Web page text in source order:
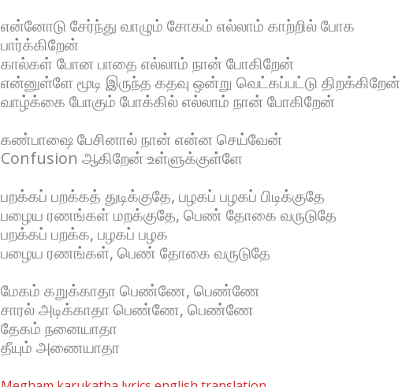
என்னோடு சேர்ந்து வாழும் சோகம் எல்லாம் காற்றில் போக
பார்க்கிறேன்
கால்கள் போன பாதை எல்லாம் நான் போகிறேன்
என்னுள்ளே மூடி இருந்த கதவு ஒன்று வெட்கப்பட்டு திறக்கிறேன்
வாழ்க்கை போகும் போக்கில் எல்லாம் நான் போகிறேன்
கண்பாஷை பேசினால் நான் என்ன செய்வேன்
Confusion ஆகிறேன் உள்ளுக்குள்ளே
பறக்கப் பறக்கத் துடிக்குதே, பழகப் பழகப் பிடிக்குதே
பழைய ரணங்கள் மறக்குதே, பெண் தோகை வருடுதே
பறக்கப் பறக்க, பழகப் பழக
பழைய ரணங்கள், பெண் தோகை வருடுதே
மேகம் கறுக்காதா பெண்ணே, பெண்ணே
சாரல் அடிக்காதா பெண்ணே, பெண்ணே
தேகம் நனையாதா
தீயும் அணையாதா